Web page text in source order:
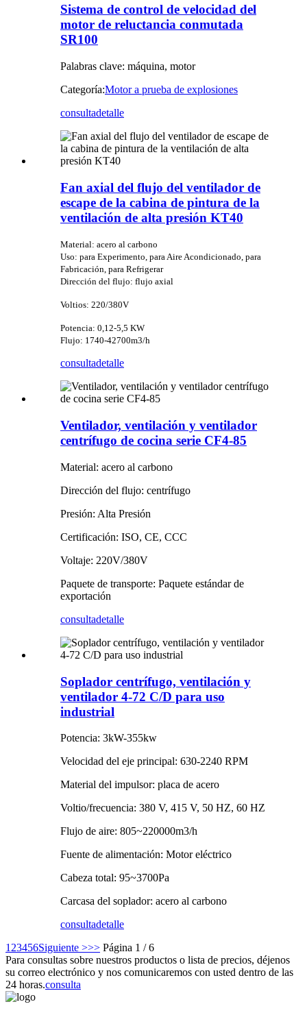
Sistema de control de velocidad del
motor de reluctancia conmutada
SR100
Palabras clave: máquina, motor
Categoría:Motor a prueba de explosiones
consultadetalle
Fan axial del flujo del ventilador de
escape de la cabina de pintura de la
ventilación de alta presión KT40
Material: acero al carbono
Uso: para Experimento, para Aire Acondicionado, para
Fabricación, para Refrigerar
Dirección del flujo: flujo axial
Voltios: 220/380V
Potencia: 0,12-5,5 KW
Flujo: 1740-42700m3/h
consultadetalle
Ventilador, ventilación y ventilador
centrífugo de cocina serie CF4-85
Material: acero al carbono
Dirección del flujo: centrífugo
Presión: Alta Presión
Certificación: ISO, CE, CCC
Voltaje: 220V/380V
Paquete de transporte: Paquete estándar de
exportación
consultadetalle
Soplador centrífugo, ventilación y
ventilador 4-72 C/D para uso
industrial
Potencia: 3kW-355kw
Velocidad del eje principal: 630-2240 RPM
Material del impulsor: placa de acero
Voltio/frecuencia: 380 V, 415 V, 50 HZ, 60 HZ
Flujo de aire: 805~220000m3/h
Fuente de alimentación: Motor eléctrico
Cabeza total: 95~3700Pa
Carcasa del soplador: acero al carbono
consultadetalle
1 23456Siguiente >>> Página 1 / 6
Para consultas sobre nuestros productos o lista de precios, déjenos
su correo electrónico y nos comunicaremos con usted dentro de las
24 horas.consulta